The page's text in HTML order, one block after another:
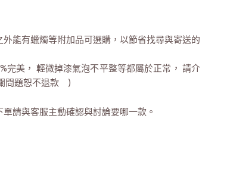
能有蠟燭等附加品可選購，以節省找尋與寄送的
完美， 輕微掉漆氣泡不平整等都屬於正常， 請介
問題恕不退款 )
請與客服主動確認與討論要哪一款。